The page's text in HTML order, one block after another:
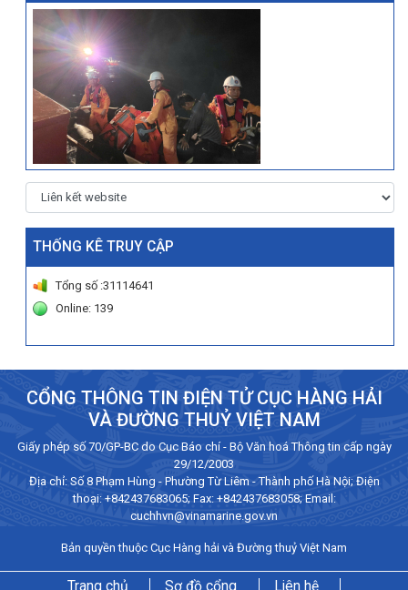
THỐNG KÊ TRUY CẬP
Tổng số :31114641
Online: 139
CỔNG THÔNG TIN ĐIỆN TỬ CỤC HÀNG HẢI
VÀ ĐƯỜNG THUỶ VIỆT NAM
Giấy phép số 70/GP-BC do Cục Báo chí - Bộ Văn hoá Thông tin cấp ngày
29/12/2003
Địa chỉ: Số 8 Phạm Hùng - Phường Từ Liêm - Thành phố Hà Nội; Điện
thoại: +842437683065; Fax: +842437683058; Email:
cuchhvn@vinamarine.gov.vn
Bản quyền thuộc Cục Hàng hải và Đường thuỷ Việt Nam
Trang chủ Sơ đồ cổng Liên hệ